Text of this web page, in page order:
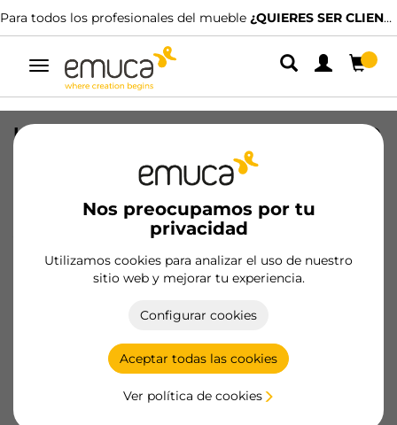
Para todos los profesionales del mueble ¿QUIERES SER CLIENTE?
Alternar
navegación
Nos preocupamos por tu
privacidad
Utilizamos cookies para analizar el uso de nuestro
sitio web y mejorar tu experiencia.
Configurar cookies
Aceptar todas las cookies
Ver política de cookies
Kit de barra para armario Luxe, tira LED
4,5x8 Neonlynx V, sensor de
movimiento RF Smart y convertidor
Smart (24V DC), longitud 900mm, Luz
blanca cálida 2.700K, Plástico y
Aluminio, Titanio
/EAN 8432393343280
Hazte cliente
Ficha de producto